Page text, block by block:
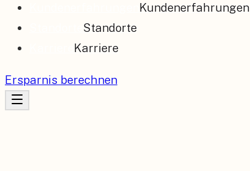
Kundenerfahrungen
Standorte
Karriere
Ersparnis berechnen